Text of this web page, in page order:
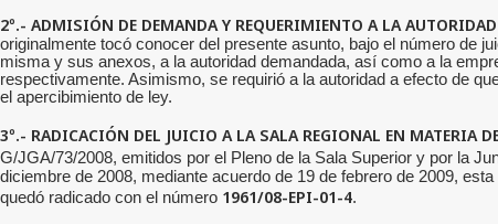
2º.- ADMISIÓN DE DEMANDA Y REQUERIMIENTO A LA
originalmente tocó conocer del presente asunto, bajo el número de
misma y sus anexos, a la autoridad demandada, así como a la
respectivamente. Asimismo, se requirió a la autoridad a efecto de
el apercibimiento de ley.
3º.- RADICACIÓN DEL JUICIO A LA SALA REGIONAL EN MATERIA
G/JGA/73/2008, emitidos por el Pleno de la Sala Superior y por la
diciembre de 2008, mediante acuerdo de 19 de febrero de 2009,
quedó radicado con el número 1961/08-EPI-01-4.